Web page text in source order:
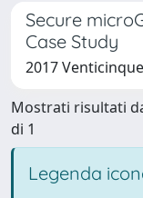
Secure
Case Study
2017
Mostrati risultati
di 1
Legenda